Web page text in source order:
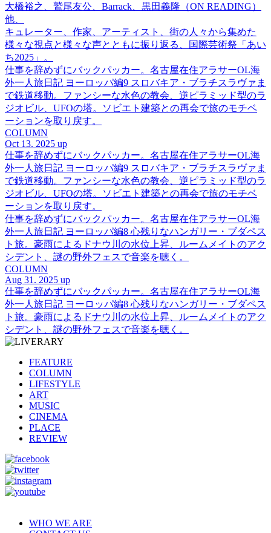
大橋裕之、鷲尾友公、Barrack、黒田義隆（ON READING）
他、
キュレーター、作家、アーティスト、街の人々から集めた
様々な視点と様々な声とともに振り返る、国際芸術祭「あい
ち2025」。
仕事を辞めずにバックパッカー。名古屋在住アラサーOL海
外一人旅日記 ヨーロッパ編9 スロバキア・ブラチスラヴァま
で鉄道移動。ファンシーな水色の教会、逆ピラミッド型のラ
ジオビル、UFOの塔。ソビエト建築との再会で旅のモチベ
ーションを取り戻す。
COLUMN
Oct 13. 2025 up
仕事を辞めずにバックパッカー。名古屋在住アラサーOL海
外一人旅日記 ヨーロッパ編9 スロバキア・ブラチスラヴァま
で鉄道移動。ファンシーな水色の教会、逆ピラミッド型のラ
ジオビル、UFOの塔。ソビエト建築との再会で旅のモチベ
ーションを取り戻す。
仕事を辞めずにバックパッカー。名古屋在住アラサーOL海
外一人旅日記 ヨーロッパ編8 心残りなハンガリー・ブダペス
ト旅。豪雨によるドナウ川の水位上昇、ルームメイトのアク
シデント、謎の野外フェスで音楽を聴く。
COLUMN
Aug 31. 2025 up
仕事を辞めずにバックパッカー。名古屋在住アラサーOL海
外一人旅日記 ヨーロッパ編8 心残りなハンガリー・ブダペス
ト旅。豪雨によるドナウ川の水位上昇、ルームメイトのアク
シデント、謎の野外フェスで音楽を聴く。
FEATURE
COLUMN
LIFESTYLE
ART
MUSIC
CINEMA
PLACE
REVIEW
WHO WE ARE